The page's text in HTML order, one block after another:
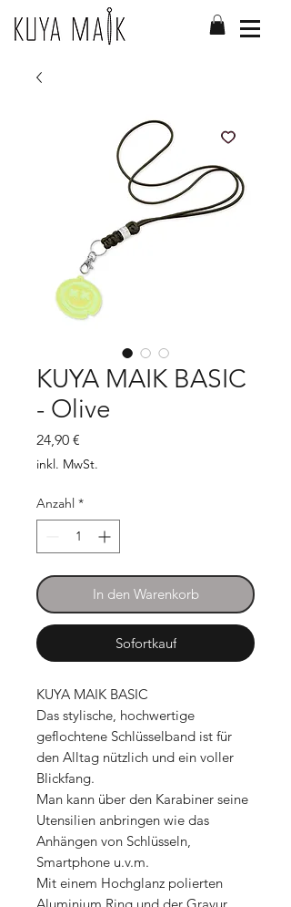
KUYA MAIK BASIC
- Olive
24,90 €
inkl. MwSt.
Anzahl *
In den Warenkorb
Sofortkauf
KUYA MAIK BASIC
Das stylische, hochwertige
geflochtene Schlüsselband ist für
den Alltag nützlich und ein voller
Blickfang.
Man kann über den Karabiner seine
Utensilien anbringen wie das
Anhängen von Schlüsseln,
Smartphone u.v.m.
Mit einem Hochglanz polierten
Aluminium Ring und der Gravur